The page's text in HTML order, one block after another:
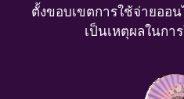
ตั้งขอบเขตการใช้จ่ายออ
เป็นเหตุผลในกา